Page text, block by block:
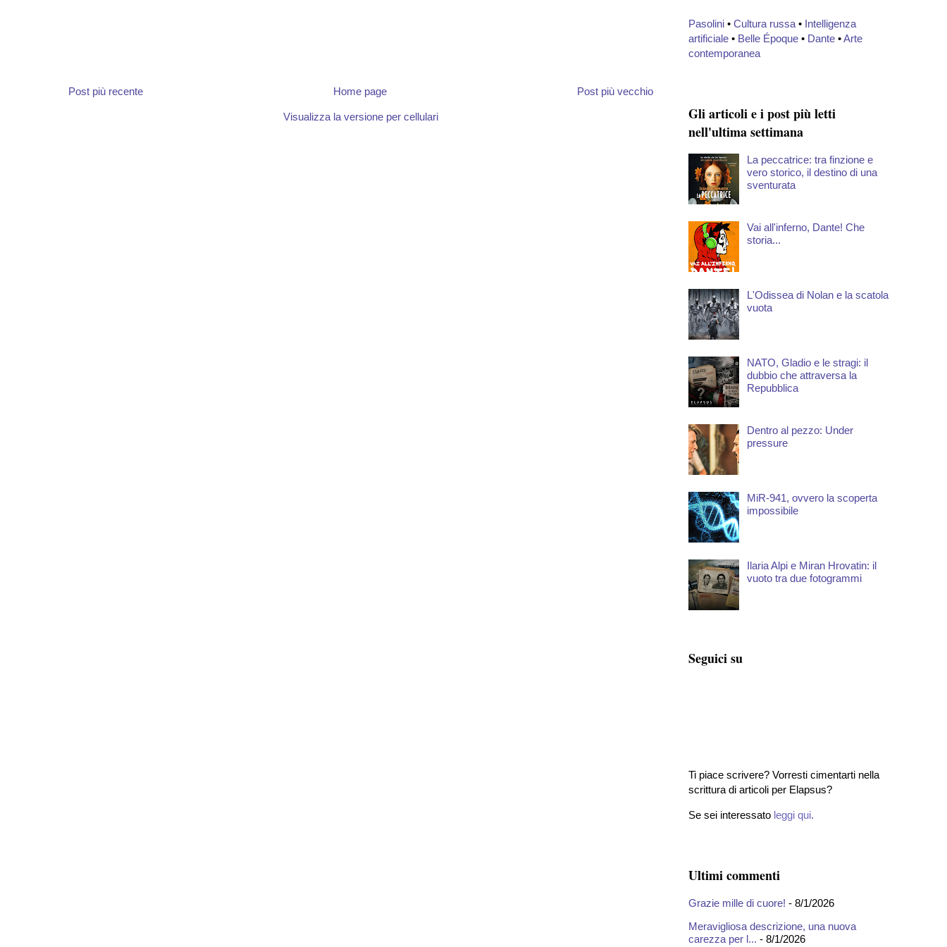
Post più recente Post più vecchio
Home page
Visualizza la versione per cellulari
Pasolini • Cultura russa • Intelligenza
artificiale • Belle Époque • Dante •Arte
contemporanea
Gli articoli e i post più letti
nell'ultima settimana
La peccatrice: tra finzione e
vero storico, il destino di una
sventurata
Vai all'inferno, Dante! Che
storia...
L'Odissea di Nolan e la scatola
vuota
NATO, Gladio e le stragi: il
dubbio che attraversa la
Repubblica
Dentro al pezzo: Under
pressure
MiR-941, ovvero la scoperta
impossibile
Ilaria Alpi e Miran Hrovatin: il
vuoto tra due fotogrammi
Seguici su
Ti piace scrivere? Vorresti cimentarti nella
scrittura di articoli per Elapsus?
Se sei interessato leggi qui.
Ultimi commenti
Grazie mille di cuore! - 8/1/2026
Meravigliosa descrizione, una nuova
carezza per l... - 8/1/2026